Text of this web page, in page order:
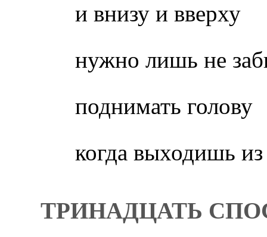
и внизу и вверху
нужно лишь не
поднимать голову
когда выходишь из
ТРИНАДЦАТЬ